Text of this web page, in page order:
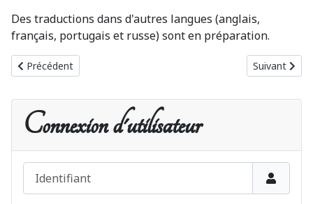
Des traductions dans d'autres langues (anglais,
français, portugais et russe) sont en préparation.
Article précédent : Nouvelle parution : Weltgeschehen
Précédent Article
Suivant
Connexion d'utilisateur
Identifiant